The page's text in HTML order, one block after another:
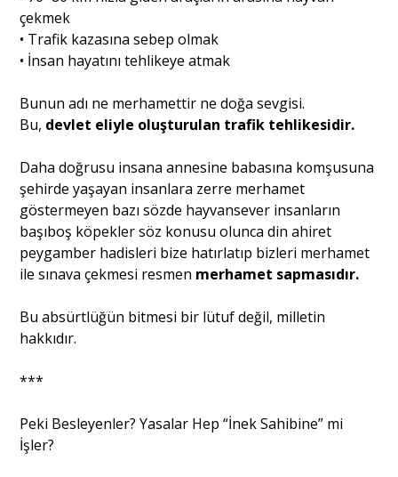
çekmek
• Trafik kazasına sebep olmak
• İnsan hayatını tehlikeye atmak
Bunun adı ne merhamettir ne doğa sevgisi.
Bu, devlet eliyle oluşturulan trafik tehlikesidir.
Daha doğrusu insana annesine babasına komşusuna
şehirde yaşayan insanlara zerre merhamet
göstermeyen bazı sözde hayvansever insanların
başıboş köpekler söz konusu olunca din ahiret
peygamber hadisleri bize hatırlatıp bizleri merhamet
ile sınava çekmesi resmen merhamet sapmasıdır.
Bu absürtlüğün bitmesi bir lütuf değil, milletin
hakkıdır.
***
Peki Besleyenler? Yasalar Hep “İnek Sahibine” mi
İşler?